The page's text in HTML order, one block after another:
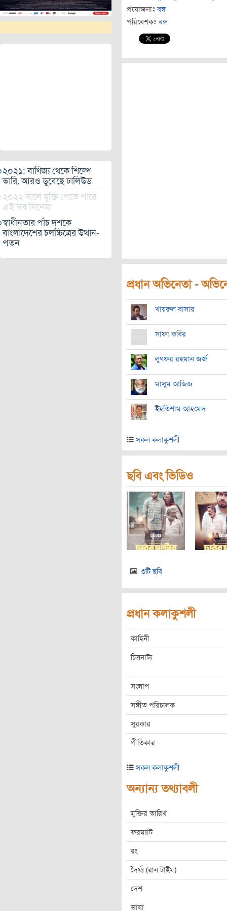
২০২১: বাণিজ্য থেকে শিল্পে
ভারি, আরও ডুবেছে ঢালিউড
২০২২ সালে মুক্তি পেতে পারে
এই সব সিনেমা
স্বাধীনতার পাঁচ দশকে
বাংলাদেশের চলচ্চিত্রের উত্থান-
পতন
প্রযোজনাঃ বঙ্গ
পরিবেশকঃ বঙ্গ
প্রধান অভিনেতা -
খায়রুল বাসার
সাফা কবির
লুৎফর রহমান জর্জ
মাসুম আজিজ
ইহতিশাম আহমেদ
সকল কলাকুশলী
ছবি এবং ভিডিও
৩টি ছবি
প্রধান কলাকুশলী
কাহিনী
চিত্রনাট্য
সংলাপ
সঙ্গীত পরিচালক
সুরকার
গীতিকার
সকল কলাকুশলী
অন্যান্য তথ্যাবলী
মুক্তির তারিখ
ফরম্যাট
রং
দৈর্ঘ্য (রান টাইম)
দেশ
ভাষা